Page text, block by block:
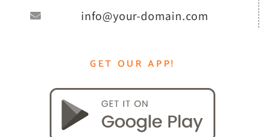
info@your-domain.com
GET OUR APP!